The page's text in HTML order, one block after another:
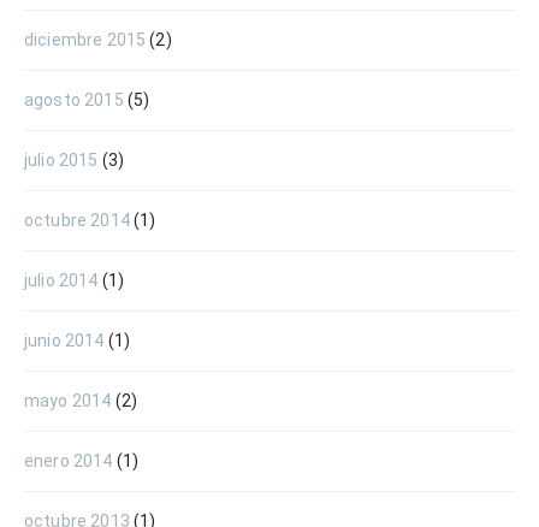
diciembre 2015 (2)
agosto 2015 (5)
julio 2015 (3)
octubre 2014(1)
julio 2014 (1)
junio 2014 (1)
mayo 2014 (2)
enero 2014 (1)
octubre 2013 (1)